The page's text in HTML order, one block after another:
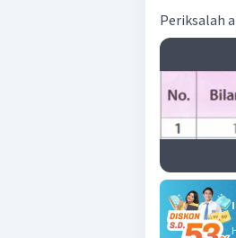
Periksalah